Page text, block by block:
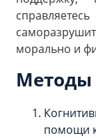
морально и
Методы
помощи